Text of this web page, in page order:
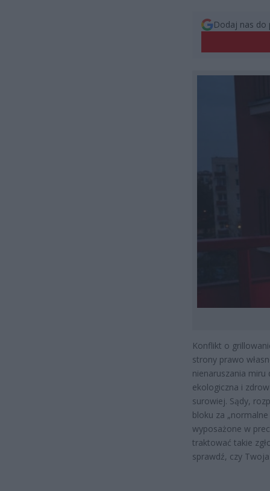
Dodaj nas do
Konflikt o
strony prawo
nienaruszania
ekologiczna i
surowiej. Sądy,
bloku za
wyposażone w
traktować takie
sprawdź, czy